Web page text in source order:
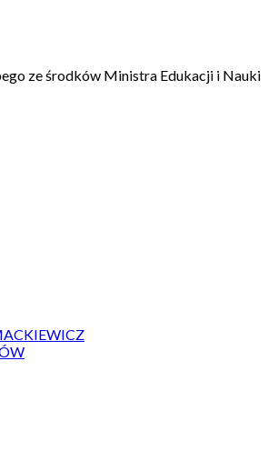
ze środków Ministra Edukacji i Nauki